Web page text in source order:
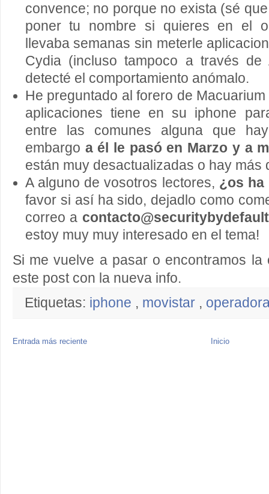
convence; no porque no exista (sé
poner tu nombre si quieres en el
llevaba semanas sin meterle
Cydia (incluso tampoco a través de
detecté el comportamiento anómalo.
He preguntado al forero de
aplicaciones tiene en su iphone
entre las comunes alguna que
embargo a él le pasó en Marzo y a
están muy desactualizadas o hay más
A alguno de vosotros lectores, ¿os ha
favor si así ha sido, dejadlo como
correo a
estoy muy muy interesado en el tema!
Si me vuelve a pasar o encontramos la
este post con la nueva info.
Etiquetas: iphone , movistar ,
Entrada más reciente Inicio